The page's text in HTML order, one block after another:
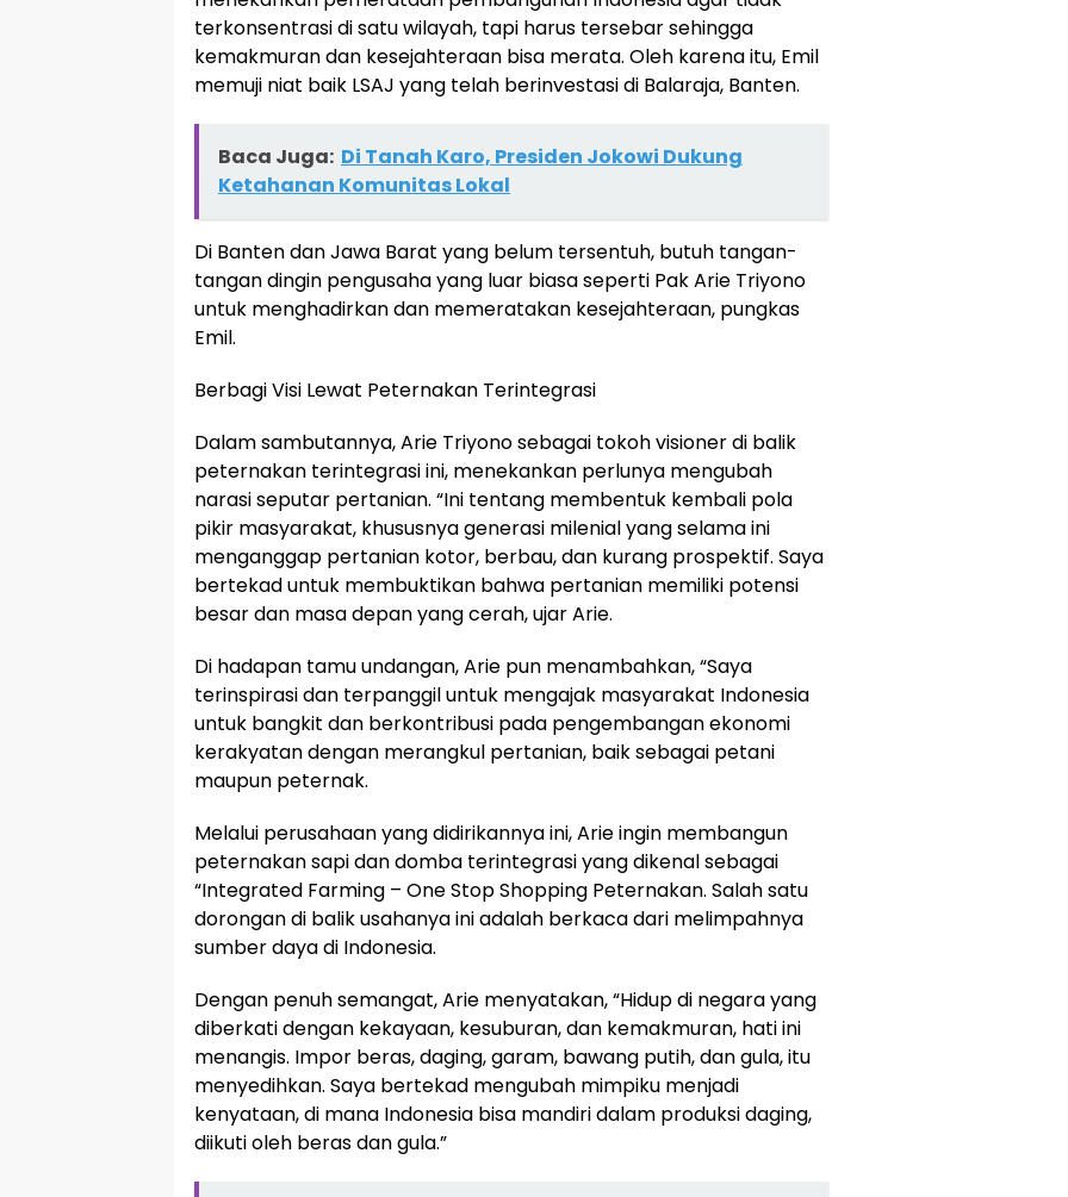
terkonsentrasi di satu wilayah, tapi harus tersebar sehingga
kemakmuran dan kesejahteraan bisa merata. Oleh karena itu, Emil
memuji niat baik LSAJ yang telah berinvestasi di Balaraja, Banten.
Baca Juga: Di Tanah Karo, Presiden Jokowi Dukung
Ketahanan Komunitas Lokal
Di Banten dan Jawa Barat yang belum tersentuh, butuh tangan-
tangan dingin pengusaha yang luar biasa seperti Pak Arie Triyono
untuk menghadirkan dan memeratakan kesejahteraan, pungkas
Emil.
Berbagi Visi Lewat Peternakan Terintegrasi
Dalam sambutannya, Arie Triyono sebagai tokoh visioner di balik
peternakan terintegrasi ini, menekankan perlunya mengubah
narasi seputar pertanian. “Ini tentang membentuk kembali pola
pikir masyarakat, khususnya generasi milenial yang selama ini
menganggap pertanian kotor, berbau, dan kurang prospektif. Saya
bertekad untuk membuktikan bahwa pertanian memiliki potensi
besar dan masa depan yang cerah, ujar Arie.
Di hadapan tamu undangan, Arie pun menambahkan, “Saya
terinspirasi dan terpanggil untuk mengajak masyarakat Indonesia
untuk bangkit dan berkontribusi pada pengembangan ekonomi
kerakyatan dengan merangkul pertanian, baik sebagai petani
maupun peternak.
Melalui perusahaan yang didirikannya ini, Arie ingin membangun
peternakan sapi dan domba terintegrasi yang dikenal sebagai
“Integrated Farming – One Stop Shopping Peternakan. Salah satu
dorongan di balik usahanya ini adalah berkaca dari melimpahnya
sumber daya di Indonesia.
Dengan penuh semangat, Arie menyatakan, “Hidup di negara yang
diberkati dengan kekayaan, kesuburan, dan kemakmuran, hati ini
menangis. Impor beras, daging, garam, bawang putih, dan gula, itu
menyedihkan. Saya bertekad mengubah mimpiku menjadi
kenyataan, di mana Indonesia bisa mandiri dalam produksi daging,
diikuti oleh beras dan gula.”